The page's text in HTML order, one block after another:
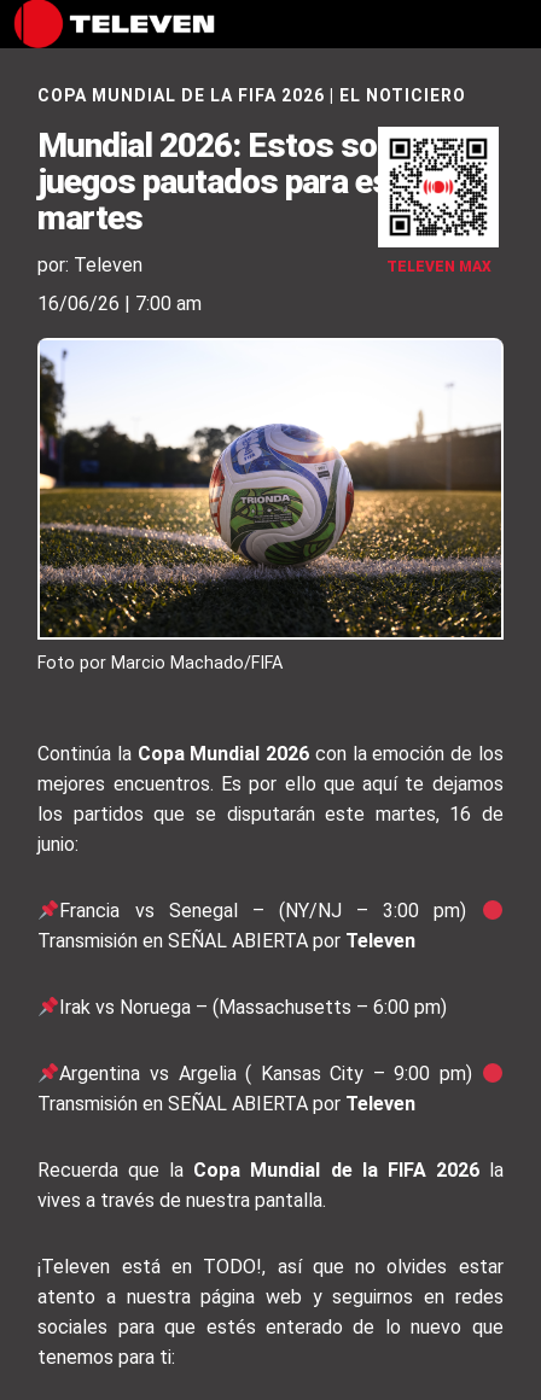
TELEVEN MAX
COPA MUNDIAL DE LA FIFA 2026 EL NOTICIERO
Mundial 2026: Estos son los
juegos pautados para este
martes
por: Televen
16/06/26 | 7:00 am
Foto por Marcio Machado/FIFA
Continúa la Copa Mundial 2026 con la emoción de los
mejores encuentros. Es por ello que aquí te dejamos
los partidos que se disputarán este martes, 16 de
junio:
Francia vs Senegal – (NY/NJ – 3:00 pm)
Transmisión en SEÑAL ABIERTA por Televen
Irak vs Noruega – (Massachusetts – 6:00 pm)
Argentina vs Argelia ( Kansas City – 9:00 pm)
Transmisión en SEÑAL ABIERTA por Televen
Recuerda que la Copa Mundial de la FIFA 2026la
vives a través de nuestra pantalla.
¡Televen está en TODO!, así que no olvides estar
atento a nuestra página web y seguirnos en redes
sociales para que estés enterado de lo nuevo que
tenemos para ti: